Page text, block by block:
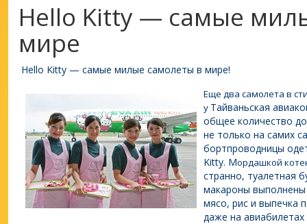
Hello Kitty — самые
мире
Hello Kitty — самые милые самолеты в мире!
Еще два самолета в
у Тайваньская
общее количество
не только на самих
бортпроводницы
Kitty. Мордашкой
странно, туалетная
макароны
мясо, рис и выпечка
даже на авиабилетах